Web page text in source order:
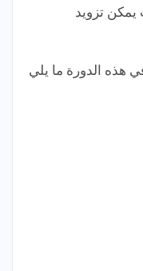
تزويد
هذه الدورة ما يلي